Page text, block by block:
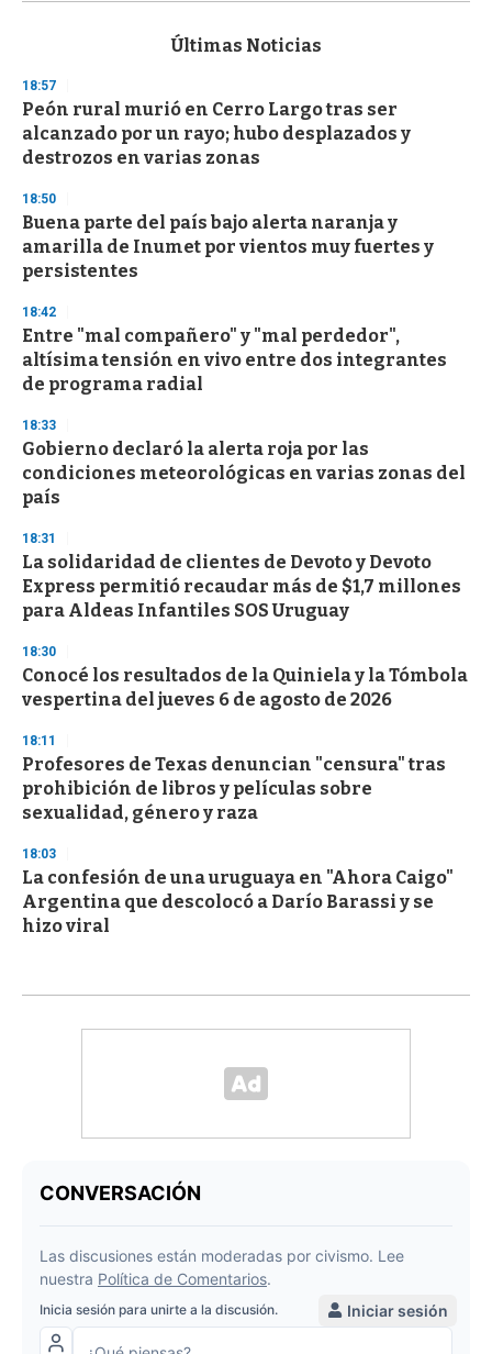
d
s
o
f
3
s
e
c
o
n
d
Últimas Noticias
18:57
Peón rural murió en Cerro Largo tras ser
alcanzado por un rayo; hubo desplazados y
destrozos en varias zonas
18:50
Buena parte del país bajo alerta naranja y
amarilla de Inumet por vientos muy fuertes y
persistentes
18:42
Entre "mal compañero" y "mal perdedor",
altísima tensión en vivo entre dos integrantes
de programa radial
18:33
Gobierno declaró la alerta roja por las
condiciones meteorológicas en varias zonas del
país
18:31
La solidaridad de clientes de Devoto y Devoto
Express permitió recaudar más de $1,7 millones
para Aldeas Infantiles SOS Uruguay
18:30
Conocé los resultados de la Quiniela y la Tómbola
vespertina del jueves 6 de agosto de 2026
18:11
Profesores de Texas denuncian "censura" tras
prohibición de libros y películas sobre
sexualidad, género y raza
18:03
La confesión de una uruguaya en "Ahora Caigo"
Argentina que descolocó a Darío Barassi y se
hizo viral